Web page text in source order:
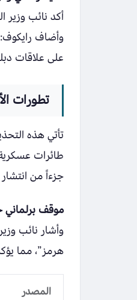
أكد نائب وزير
وأضاف رايكوف:
على علاقات
تطورات
تأتي هذه
طائرات
جزءاً من انتشار
موقف
وأشار نائب
هرمز”، مما
المصدر